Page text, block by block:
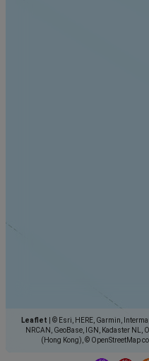
Leaflet
© Esri, HERE, Garmin,
NRCAN, GeoBase, IGN, Kadaster NL,
(Hong Kong), © OpenStreetMap